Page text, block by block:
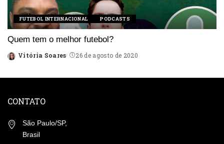
FUTEBOL INTERNACIONAL PODCASTS
Quem tem o melhor futebol?
Posted
Vitória Soares 26 de agosto de 2020
CONTATO
São Paulo/SP,
Brasil